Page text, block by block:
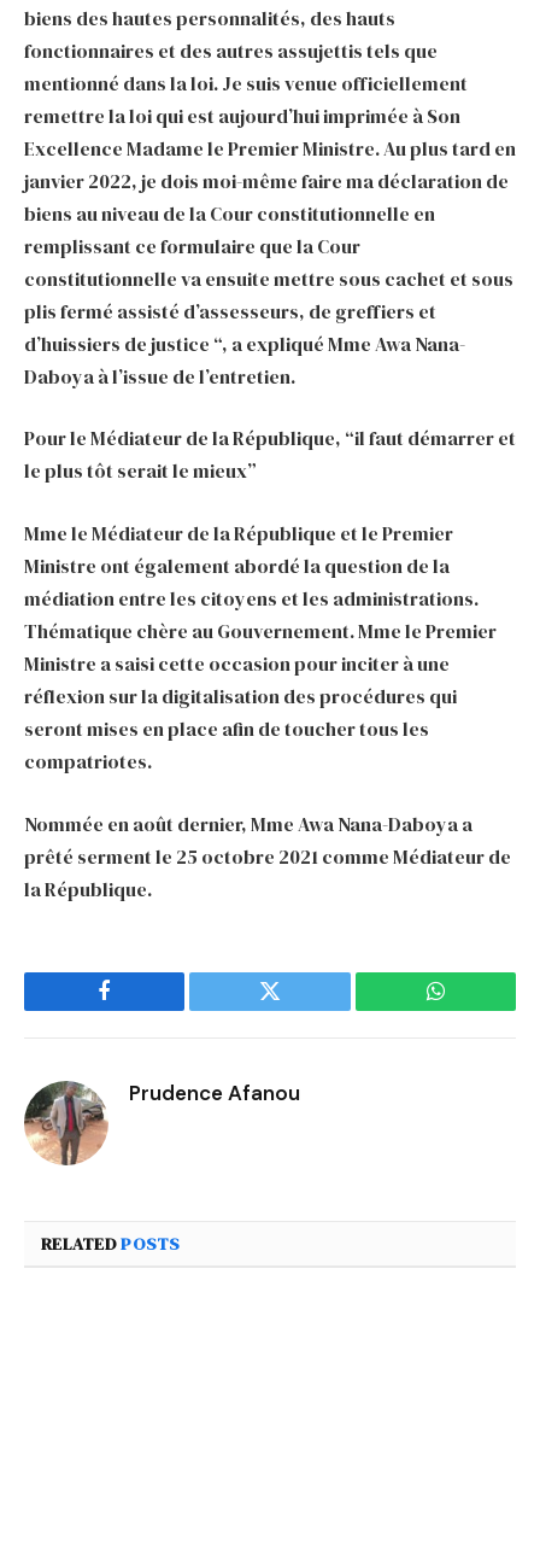
biens des hautes personnalités, des hauts
fonctionnaires et des autres assujettis tels que
mentionné dans la loi. Je suis venue officiellement
remettre la loi qui est aujourd’hui imprimée à Son
Excellence Madame le Premier Ministre. Au plus tard en
janvier 2022, je dois moi-même faire ma déclaration de
biens au niveau de la Cour constitutionnelle en
remplissant ce formulaire que la Cour
constitutionnelle va ensuite mettre sous cachet et sous
plis fermé assisté d’assesseurs, de greffiers et
d’huissiers de justice “, a expliqué Mme Awa Nana-
Daboya à l’issue de l’entretien.
Pour le Médiateur de la République, “il faut démarrer et
le plus tôt serait le mieux”
Mme le Médiateur de la République et le Premier
Ministre ont également abordé la question de la
médiation entre les citoyens et les administrations.
Thématique chère au Gouvernement. Mme le Premier
Ministre a saisi cette occasion pour inciter à une
réflexion sur la digitalisation des procédures qui
seront mises en place afin de toucher tous les
compatriotes.
Nommée en août dernier, Mme Awa Nana-Daboya a
prêté serment le 25 octobre 2021 comme Médiateur de
la République.
Facebook Twitter WhatsApp
Prudence Afanou
RELATEDPOSTS